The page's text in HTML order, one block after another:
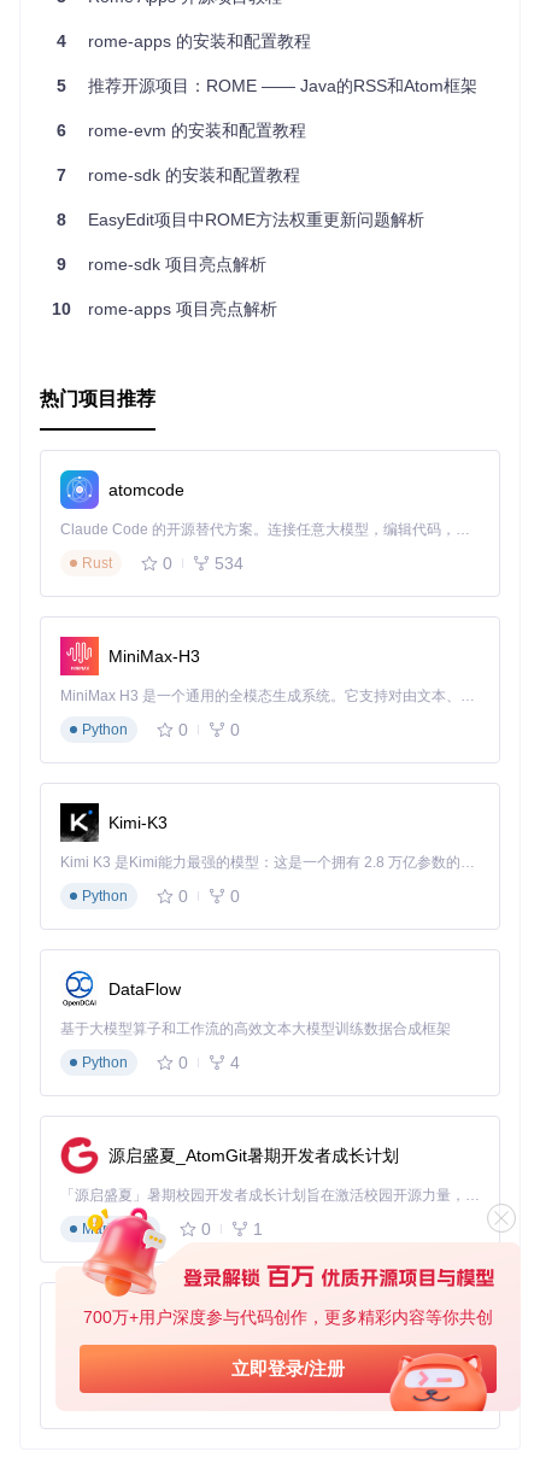
700万+用户深度参与代码创作，更多精彩内容等你共创
立即登录/注册
Project Rome 的配置文件也根据不同平台有所不同：
Android:src/android/app/build.gradle
UWP:src/uwp/Package.appxmanifest
号、权限设置等。
以上是 Project Rome 开源项目的目录结构、启动文件和配置
文件的介绍。希望这份教程能帮助你更好地理解和使用该项
目。
4 rome-apps 的安装和配置教程
5 推荐开源项目：ROME —— Java的RSS和Atom框架
6 rome-evm 的安装和配置教程
7 rome-sdk 的安装和配置教程
8 EasyEdit项目中ROME方法权重更新问题解析
9 rome-sdk 项目亮点解析
10 rome-apps 项目亮点解析
热门项目推荐
atomcode
Claude Code 的开源替代方案。连接任意大模型，编辑代码，运行命令，自动验证 — 全自动执行。用 Rust 构建，极致性能。 ｜ An open-source alternative to Claude Code. Connect any LLM, edit code, run commands, and verify changes — autonomously. Built in Rust for speed. Get Started
Rust
0 534
MiniMax-H3
MiniMax H3 是一个通用的全模态生成系统。它支持对由文本、图像、视频和音频组成的多模态上下文进行统一理解，并能生成分辨率高达 2K、时长可达 15 秒的带原生立体声音频的视频。得益于面向任务泛化的系统设计，H3 在预训练阶段就已具备广泛的多模态上下文理解与生成能力，能够出色地执行复杂的多模态指令。
Python
0 0
Kimi-K3
Kimi K3 是Kimi能力最强的模型：这是一个拥有 2.8 万亿参数的混合专家（MoE）模型，具备原生视觉理解能力，并支持 100 万 token 的上下文窗口。
Python
0 0
DataFlow
基于大模型算子和工作流的高效文本大模型训练数据合成框架
Python
0 4
源启盛夏_AtomGit暑期开发者成长计划
「源启盛夏」暑期校园开发者成长计划旨在激活校园开源力量，通过积分激励、认证扶持、资源倾斜等形式，引导高校组织和开发者完成「入驻 — 建项目 — 做贡献 — 获认证 — 得资源」的完整闭环。无论你是想带领社团入驻平台的组织者，还是希望用代码贡献证明自己的开发者，都能在这里找到属于你的成长路径。
Markdown
0 1
py-xiaozhi
基于Python的Xiaozhi AI，适用于想要完整Xiaozhi体验而无需拥有专用硬件的用户。
Python
0 1